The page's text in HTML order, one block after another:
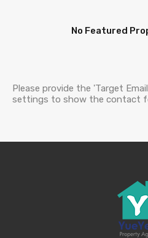
No Featured
Please provide the 'Target
settings to show the contact